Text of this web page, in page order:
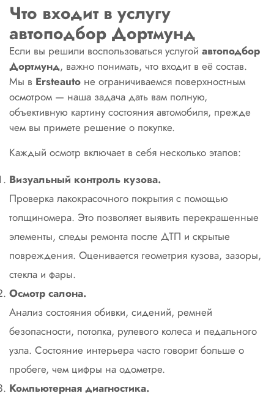
Что входит в услугу
автоподбор Дортмунд
Если вы решили воспользоваться услугой автоподбор
Дортмунд, важно понимать, что входит в её состав.
Мы в Ersteauto не ограничиваемся поверхностным
осмотром — наша задача дать вам полную,
объективную картину состояния автомобиля, прежде
чем вы примете решение о покупке.
Каждый осмотр включает в себя несколько этапов:
Визуальный контроль кузова.
Проверка лакокрасочного покрытия с помощью
толщиномера. Это позволяет выявить перекрашенные
элементы, следы ремонта после ДТП и скрытые
повреждения. Оценивается геометрия кузова, зазоры,
стекла и фары.
Осмотр салона.
Анализ состояния обивки, сидений, ремней
безопасности, потолка, рулевого колеса и педального
узла. Состояние интерьера часто говорит больше о
пробеге, чем цифры на одометре.
Компьютерная диагностика.